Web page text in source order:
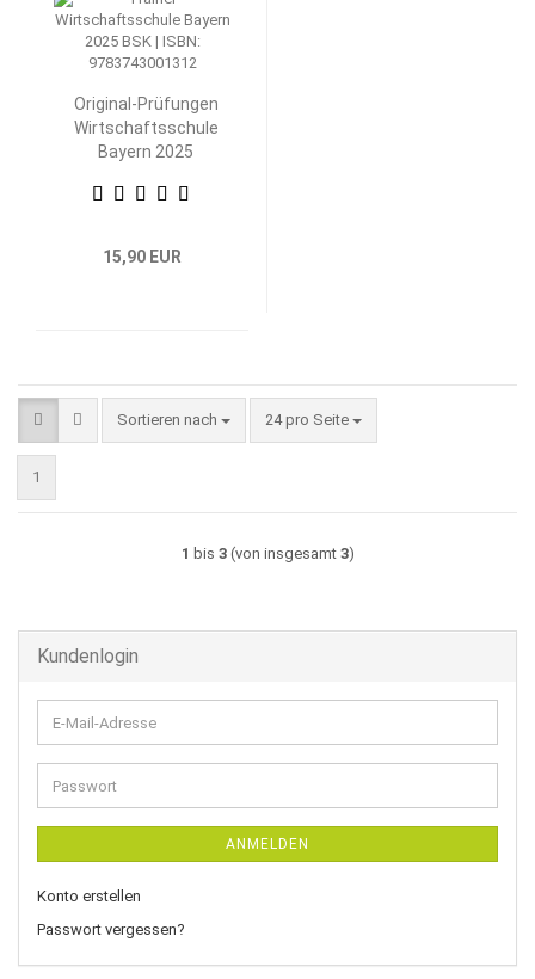
Original-Prüfungen
Wirtschaftsschule
Bayern 2025
Steuerung und
15,90 EUR
Sortieren nach
Sortieren nach 24 pro Seite
pro Seite
1
1 bis 3(von insgesamt 3)
Kundenlogin
E-
Mail-
Adresse
Passwort
ANMELDEN
Konto erstellen
Passwort vergessen?